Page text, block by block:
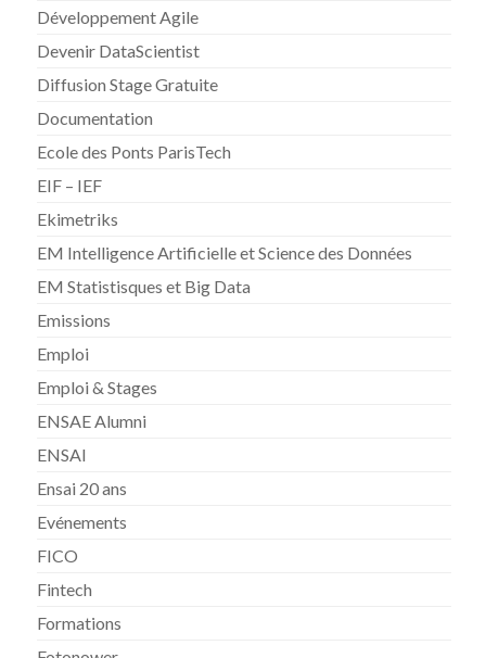
Développement Agile
Devenir DataScientist
Diffusion Stage Gratuite
Documentation
Ecole des Ponts ParisTech
EIF – IEF
Ekimetriks
EM Intelligence Artificielle et Science des Données
EM Statistisques et Big Data
Emissions
Emploi
Emploi & Stages
ENSAE Alumni
ENSAI
Ensai 20 ans
Evénements
FICO
Fintech
Formations